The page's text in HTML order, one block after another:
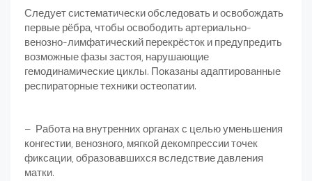
Следует систематически обследовать и освобождать
первые рёбра, чтобы освободить артериально-
венозно-лимфатический перекрёсток и предупредить
возможные фазы застоя, нарушающие
гемодинамические циклы. Показаны адаптированные
респираторные техники остеопатии.
– Работа на внутренних органах с целью уменьшения
конгестии, венозного, мягкой декомпрессии точек
фиксации, образовавшихся вследствие давления
матки.